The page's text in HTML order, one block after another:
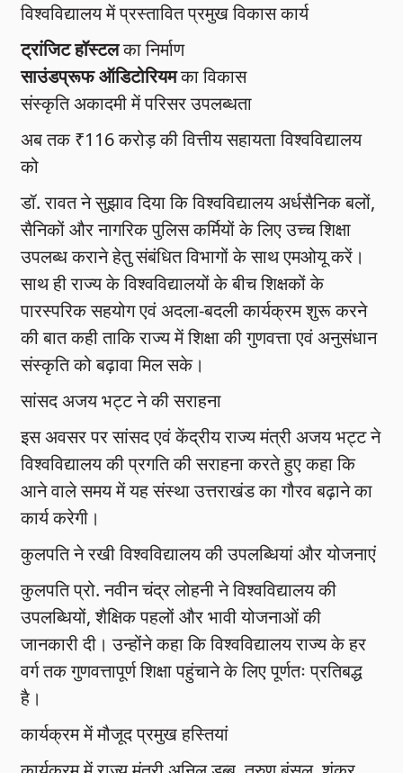
विश्वविद्यालय में प्रस्तावित प्रमुख विकास कार्य
ट्रांजिट हॉस्टलका निर्माण
साउंडप्रूफ ऑडिटोरियमका विकास
संस्कृति अकादमी में परिसर उपलब्धता
अब तक ₹116 करोड़ की वित्तीय सहायता विश्वविद्यालय
को
डॉ. रावत ने सुझाव दिया कि विश्वविद्यालय अर्धसैनिक बलों,
सैनिकों और नागरिक पुलिस कर्मियों के लिए उच्च शिक्षा
उपलब्ध कराने हेतु संबंधित विभागों के साथ एमओयू करें।
साथ ही राज्य के विश्वविद्यालयों के बीच शिक्षकों के
पारस्परिक सहयोग एवं अदला-बदली कार्यक्रम शुरू करने
की बात कही ताकि राज्य में शिक्षा की गुणवत्ता एवं अनुसंधान
संस्कृति को बढ़ावा मिल सके।
सांसद अजय भट्ट ने की सराहना
इस अवसर पर सांसद एवं केंद्रीय राज्य मंत्री अजय भट्ट ने
विश्वविद्यालय की प्रगति की सराहना करते हुए कहा कि
आने वाले समय में यह संस्था उत्तराखंड का गौरव बढ़ाने का
कार्य करेगी।
कुलपति ने रखी विश्वविद्यालय की उपलब्धियां और योजनाएं
कुलपति प्रो. नवीन चंद्र लोहनी ने विश्वविद्यालय की
उपलब्धियों, शैक्षिक पहलों और भावी योजनाओं की
जानकारी दी। उन्होंने कहा कि विश्वविद्यालय राज्य के हर
वर्ग तक गुणवत्तापूर्ण शिक्षा पहुंचाने के लिए पूर्णतः प्रतिबद्ध
है।
कार्यक्रम में मौजूद प्रमुख हस्तियां